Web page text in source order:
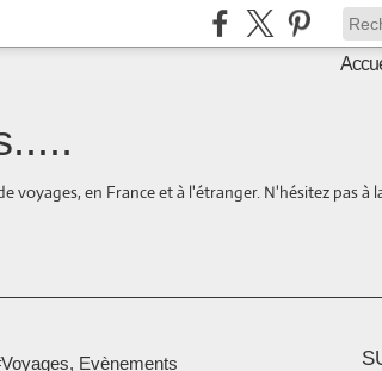
en France et à l'étranger. N'hésitez pas à
Evènements